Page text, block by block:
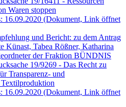
Waren stoppen
16.09.2020 (Dokument, Link öffnet
und Bericht: zu dem Antrag
Künast, Tabea Rößner, Katharina
der Fraktion BÜNDNIS
19/9269 - Das Recht zu
Transparenz- und
16.09.2020 (Dokument, Link öffnet